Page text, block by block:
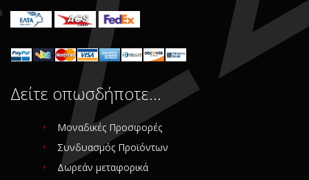
Δείτε οπωσδήποτε…
Μοναδικές Προσφορές
Συνδυασμός Προϊόντων
Δωρεάν μεταφορικά